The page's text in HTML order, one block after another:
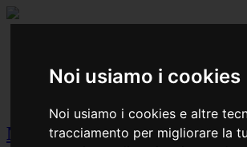
Noi usiamo i cookies
Noi usiamo i cookies e altre
tracciamento per migliorare la
Team
News
News